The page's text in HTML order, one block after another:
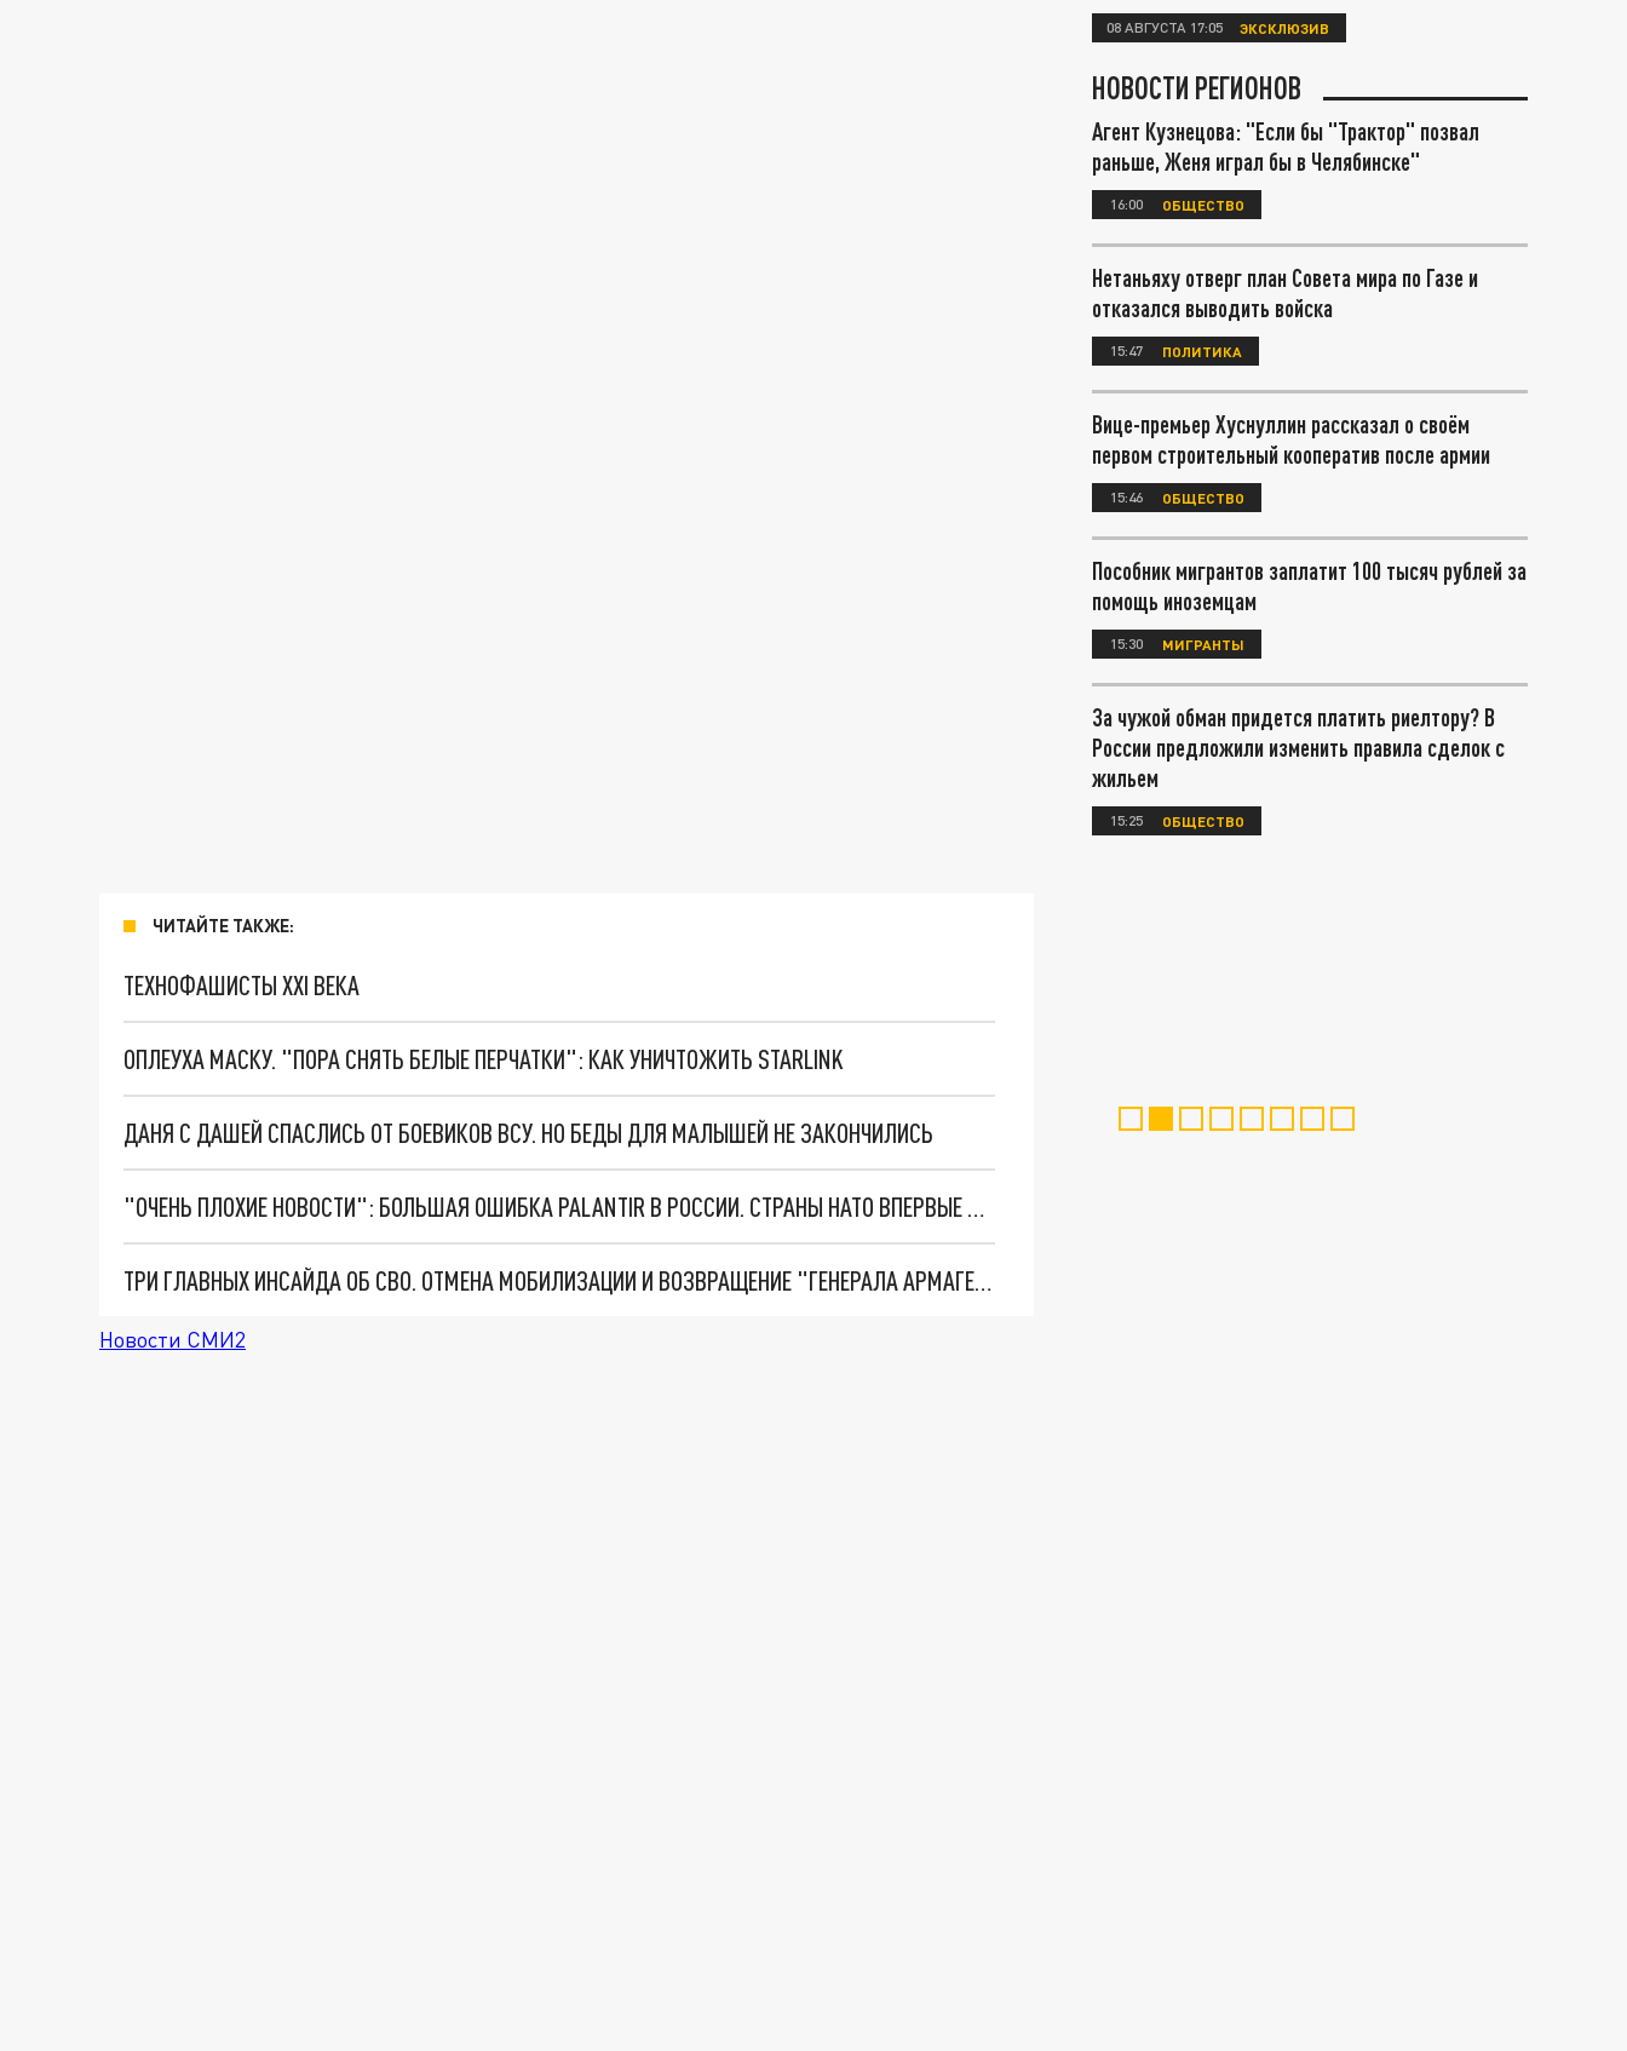
ЧИТАЙТЕ ТАКЖЕ:
ТЕХНОФАШИСТЫ XXI ВЕКА
ОПЛЕУХА МАСКУ. "ПОРА СНЯТЬ БЕЛЫЕ ПЕРЧАТКИ": КАК УНИЧТОЖИТЬ STARLINK
ДАНЯ С ДАШЕЙ СПАСЛИСЬ ОТ БОЕВИКОВ ВСУ. НО БЕДЫ ДЛЯ МАЛЫШЕЙ НЕ ЗАКОНЧИЛИСЬ
"ОЧЕНЬ ПЛОХИЕ НОВОСТИ": БОЛЬШАЯ ОШИБКА PALANTIR В РОССИИ. СТРАНЫ НАТО ВПЕРВЫЕ ЗА СВО ОСТАНОВИЛИ ПОСТАВКИ ОРУЖИЯ. ВСУ ТЕРЯЮТ ПРИГРАНИЧЬЕ?
ТРИ ГЛАВНЫХ ИНСАЙДА ОБ СВО. ОТМЕНА МОБИЛИЗАЦИИ И ВОЗВРАЩЕНИЕ "ГЕНЕРАЛА АРМАГЕДДОНА"? ОТЛИЧНЫЕ НОВОСТИ, КОТОРЫЕ ЖДАЛИ ВСЕ
Новости СМИ2
08 АВГУСТА 17:05 ЭКСКЛЮЗИВ
НОВОСТИ РЕГИОНОВ
Агент Кузнецова: "Если бы "Трактор" позвал
раньше, Женя играл бы в Челябинске"
16:00 ОБЩЕСТВО
Нетаньяху отверг план Совета мира по Газе и
отказался выводить войска
15:47 ПОЛИТИКА
Вице-премьер Хуснуллин рассказал о своём
первом строительный кооператив после армии
15:46 ОБЩЕСТВО
Пособник мигрантов заплатит 100 тысяч рублей за
помощь иноземцам
15:30 МИГРАНТЫ
За чужой обман придется платить риелтору? В
России предложили изменить правила сделок с
жильем
15:25 ОБЩЕСТВО